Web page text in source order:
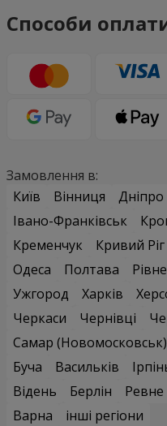
Способи
Замовлення в:
Київ
Вінниця Дніпро
Івано-Франківськ
Кременчук
Кривий Ріг
Одеса
Полтава Рівне
Ужгород
Харків
Черкаси
Чернівці
Самар (Новомосковськ)
Буча
Васильків
Відень
Берлін Ревне
Варна
інші регіони